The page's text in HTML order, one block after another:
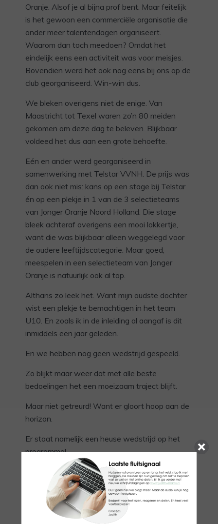
Oranje. Alsof je al bijna prof bent. Maar feitelijk
is het gewoon een commerciële organisatie die
onder meer talentendagen organiseert.
Waarom dan toch meedoen? Omdat het
eindelijk eens een activiteit was voor meisjes.
Bovendien werd het ook nog eens bij ons op de
club georganiseerd. Win-win dus.
We bleken overigens niet de enige. Van
Maastricht tot Texel waren zo’n 80 meiden
gekomen om deze dag te beleven. Blijkbaar
voldeed het dus aan een grote behoefte.
Eén en ander werd georganiseerd in
samenwerking met Telstar VVNH. De prijs was
dan ook niet mis: kans op een stage bij Telstar
én op een plekje in 1 van de 3 selectieteams
van Jonger Oranje Noord Holland. Die stage
bleek achteraf overigens een mooi lokkertje,
want die was blijkbaar alleen weggelegd voor
de oudere leeftijdscategorie. Maar goed,
meespelen in een selectieteam van Jonger
Oranje is natuurlijk ook al top.
Althans zo leek het. Want mijn oudste dochter
wist een plekje te bemachtigen in het team
U10. En zoals ik in de inleiding al aangaf is dit
inmiddels een jaar geleden.
En we hebben nog geen wedstrijd gespeeld.
Zo blijkt maar weer dat met alle beste
bedoelingen het een moeizaam traject blijft.
Maar niet getreurd! Want er gloort hoop aan de
horizon.
Er staat namelijk een heuse wedstrijd op het
programma!
En wel opvrijdag 25 maart 2016tegen
Jonger Oranje Zuid Holland. En dat is niet het
enige, want ze spelen devoorwedstrijd van
Telstar VVNH – ADO Den Haag Vrouwen